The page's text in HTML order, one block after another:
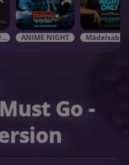
STARKE FRAUEN in starken Rolle ANIME NIGHT
Go -